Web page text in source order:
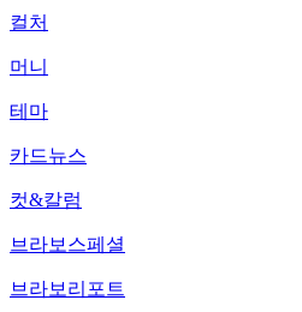
컬처
머니
테마
카드뉴스
컷&칼럼
브라보스페셜
브라보리포트